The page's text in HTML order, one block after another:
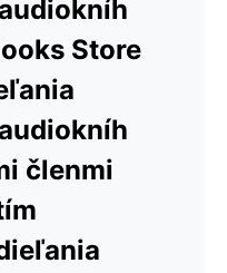
Store
členmi